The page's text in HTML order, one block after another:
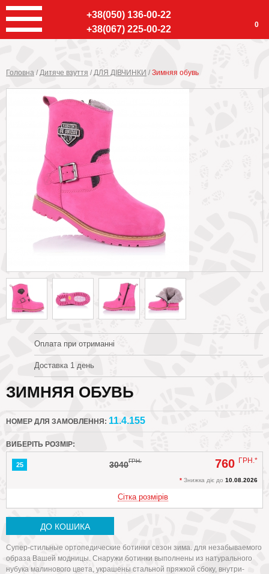
+38(050) 136-00-22
+38(067) 225-00-22
0
Головна /Дитяче взуття / ДЛЯ ДІВЧИНКИ / Зимняя обувь
Оплата при отриманні
Доставка 1 день
ЗИМНЯЯ ОБУВЬ
НОМЕР ДЛЯ ЗАМОВЛЕННЯ: 11.4.155
ВИБЕРІТЬ РОЗМІР:
25 3040ГРН. 760 ГРН.*
* Знижка діє до 10.08.2026
Сітка розмірів
ДО КОШИКА
Супер-стильные ортопедические ботинки сезон зима. для незабываемого
образа Вашей модницы. Снаружи ботинки выполнены из натурального
нубука малинового цвета, украшены стальной пряжкой сбоку, внутри-